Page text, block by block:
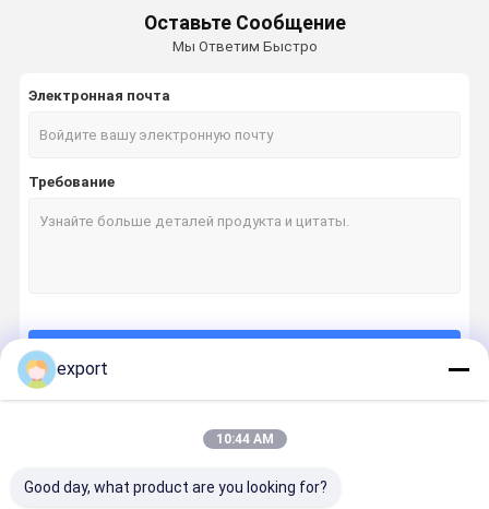
Лицевой турникет опознавания
Полный турникет высоты
Система управления доступом распознавания лиц
Система стоянки ЛПР
Оставьте Сообщение
Мы Ответим Быстро
Электронная почта
Требование
export
10:44 AM
Good day, what product are you looking for?